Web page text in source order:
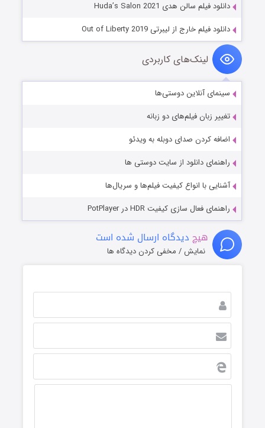
دانلود فیلم سالن هدی Huda’s Salon 2021
دانلود فیلم خارج از لیبرتی Out of Liberty 2019
لینک‌های کاربردی
سینمای آنلاین دوستی‌ها
تغییر زبان فیلم‌های دو زبانه
اضافه کردن صدای دوبله به ویدئو
راهنمای دانلود از سایت دوستی ها
آشنایی با انواع کیفیت فیلم‌ها و سریال‌ها
راهنمای فعال سازی کیفیت HDR در PotPlayer
هیچ دیدگاه ارسال شده است
نمایش / مخفی کردن دیدگاه ها